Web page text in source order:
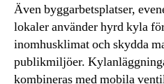
Även byggarbetsplatser,
lokaler använder hyrd kyla
inomhusklimat och skydda
publikmiljöer.
kombineras med mobila